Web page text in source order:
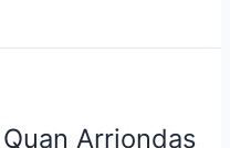
Arriondas